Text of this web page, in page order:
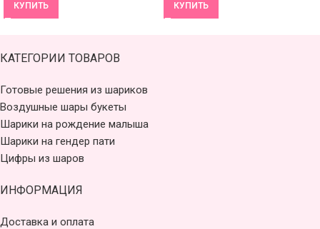
КУПИТЬ КУПИТЬ
КАТЕГОРИИ ТОВАРОВ
Готовые решения из шариков
Воздушные шары букеты
Шарики на рождение малыша
Шарики на гендер пати
Цифры из шаров
ИНФОРМАЦИЯ
Доставка и оплата